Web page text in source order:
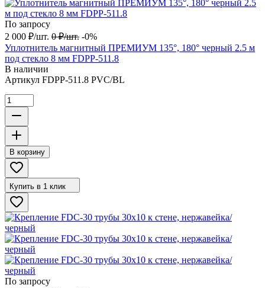
По запросу
2 000 ₽/шт. 0 ₽/шт. -0%
Уплотнитель магнитный ПРЕМИУМ 135°, 180° черный 2.5 м
под стекло 8 мм FDPP-511.8
В наличии
Артикул FDPP-511.8 PVC/BL
В корзину
Купить в 1 клик
По запросу